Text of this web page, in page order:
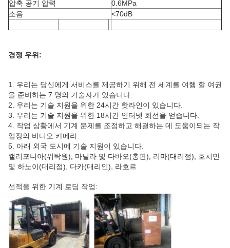
압축 공기 압력
0.6MPa
소음
<70dB
경쟁 우위:
1. 우리는 당신에게 서비스를 제공하기 위해 전 세계를 여행 할 여권
을 준비하는 7 명의 기술자가 있습니다.
2. 우리는 기술 지원을 위한 24시간 핫라인이 있습니다.
3. 우리는 기술 지원을 위한 18시간 인터넷 회선을 얻습니다.
4. 작업 상황에서 기계 문제를 조정하고 해결하는 데 도움이되는 작
업장의 비디오 카메라.
5. 아래 외국 도시에 기술 지원이 있습니다.
캘리포니아(위탁원), 마닐라 및 다바오(총판), 리마(대리점), 호치민
및 하노이(대리점), 다카(대리인), 라호르
선적을 위한 기계 로딩 작업: